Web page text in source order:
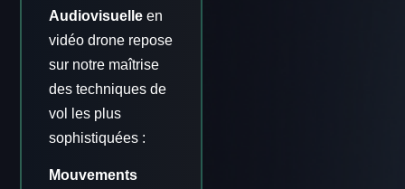
Audiovisuelle en
vidéo drone repose
sur notre maîtrise
des techniques de
vol les plus
sophistiquées :
Mouvements